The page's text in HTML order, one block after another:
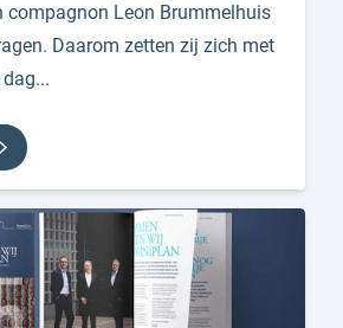
compagnon Leon Brummelhuis
Daarom zetten zij zich met